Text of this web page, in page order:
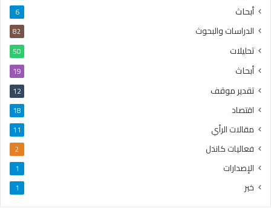
أبحاث 6
الدراسات والبحوث 82
تحليلات 50
أبحاث 19
تقدير موقف 12
اقتصاد 18
مقالات الرأي 11
فعاليات كاندل 2
الإصدارات 1
خبر 1